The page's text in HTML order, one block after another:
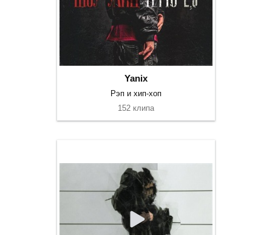
Yanix
Рэп и хип-хоп
152 клипа